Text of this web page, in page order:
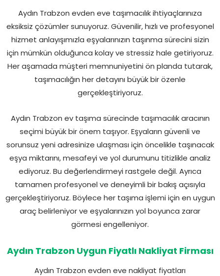
Aydın Trabzon evden eve taşımacılık ihtiyaçlarınıza
eksiksiz çözümler sunuyoruz. Güvenilir, hızlı ve profesyonel
hizmet anlayışımızla eşyalarınızın taşınma sürecini sizin
için mümkün olduğunca kolay ve stressiz hale getiriyoruz.
Her aşamada müşteri memnuniyetini ön planda tutarak,
taşımacılığın her detayını büyük bir özenle
gerçekleştiriyoruz.
Aydın Trabzon ev taşıma sürecinde taşımacılık aracının
seçimi büyük bir önem taşıyor. Eşyaların güvenli ve
sorunsuz yeni adresinize ulaşması için öncelikle taşınacak
eşya miktarını, mesafeyi ve yol durumunu titizlikle analiz
ediyoruz. Bu değerlendirmeyi rastgele değil. Ayrıca
tamamen profesyonel ve deneyimli bir bakış açısıyla
gerçekleştiriyoruz. Böylece her taşıma işlemi için en uygun
araç belirleniyor ve eşyalarınızın yol boyunca zarar
görmesi engelleniyor.
Aydın Trabzon Uygun Fiyatlı Nakliyat Firması
Aydın Trabzon evden eve nakliyat fiyatları